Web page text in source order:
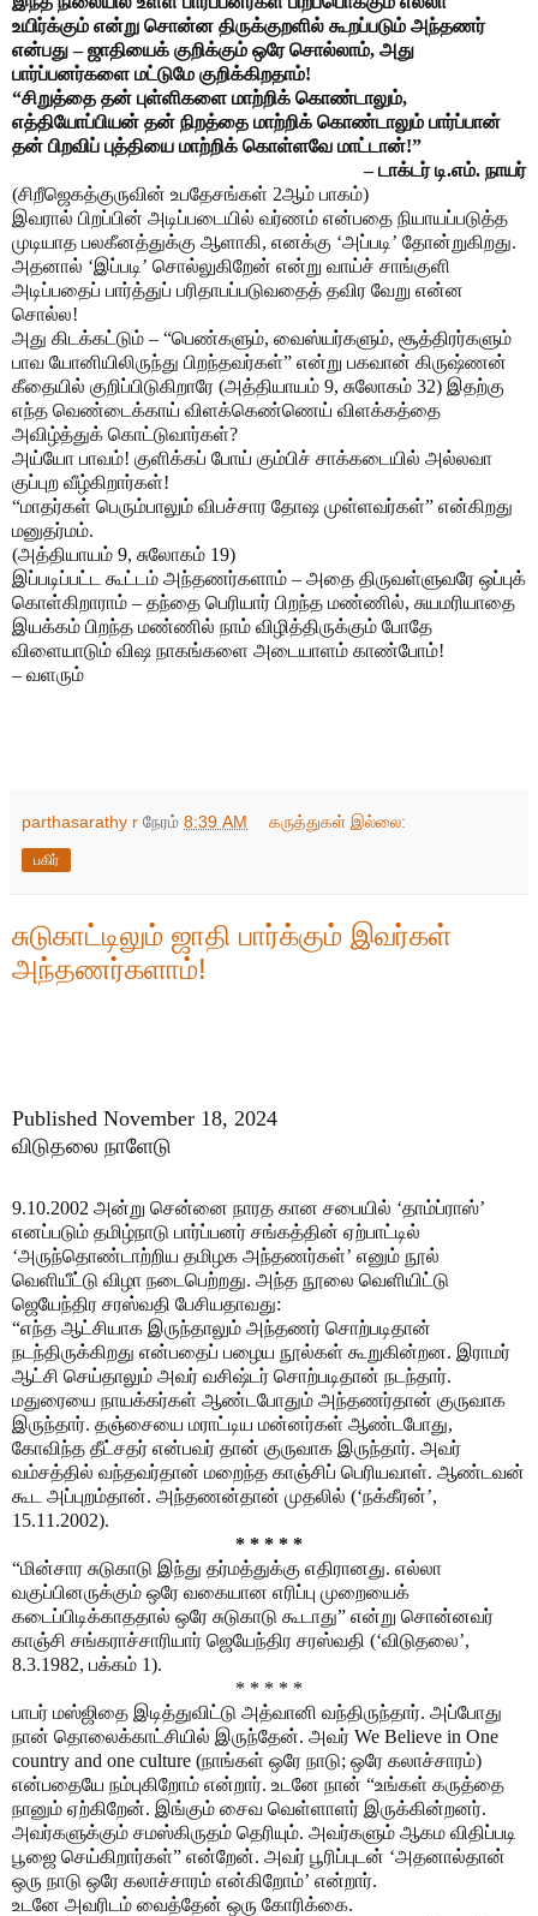
உயிர்க்கும் என்று சொன்ன திருக்குறளில் கூறப்படும் அந்தணர்
என்பது – ஜாதியைக் குறிக்கும் ஒரே சொல்லாம், அது
பார்ப்பனர்களை மட்டுமே குறிக்கிறதாம்!
“சிறுத்தை தன் புள்ளிகளை மாற்றிக் கொண்டாலும்,
எத்தியோப்பியன் தன் நிறத்தை மாற்றிக் கொண்டாலும் பார்ப்பான்
தன் பிறவிப் புத்தியை மாற்றிக் கொள்ளவே மாட்டான்!”
– டாக்டர் டி.எம். நாயர்
(சிறீஜெகத்குருவின் உபதேசங்கள் 2ஆம் பாகம்)
இவரால் பிறப்பின் அடிப்படையில் வர்ணம் என்பதை நியாயப்படுத்த
முடியாத பலகீனத்துக்கு ஆளாகி, எனக்கு ‘அப்படி’ தோன்றுகிறது.
அதனால் ‘இப்படி’ சொல்லுகிறேன் என்று வாய்ச் சாங்குளி
அடிப்பதைப் பார்த்துப் பரிதாபப்படுவதைத் தவிர வேறு என்ன
சொல்ல!
அது கிடக்கட்டும் – “பெண்களும், வைஸ்யர்களும், சூத்திரர்களும்
பாவ யோனியிலிருந்து பிறந்தவர்கள்” என்று பகவான் கிருஷ்ணன்
கீதையில் குறிப்பிடுகிறாரே (அத்தியாயம் 9, சுலோகம் 32) இதற்கு
எந்த வெண்டைக்காய் விளக்கெண்ணெய் விளக்கத்தை
அவிழ்த்துக் கொட்டுவார்கள்?
அய்யோ பாவம்! குளிக்கப் போய் கும்பிச் சாக்கடையில் அல்லவா
குப்புற வீழ்கிறார்கள்!
“மாதர்கள் பெரும்பாலும் விபச்சார தோஷ முள்ளவர்கள்” என்கிறது
மனுதர்மம்.
(அத்தியாயம் 9, சுலோகம் 19)
இப்படிப்பட்ட கூட்டம் அந்தணர்களாம் – அதை திருவள்ளுவரே ஒப்புக்
கொள்கிறாராம் – தந்தை பெரியார் பிறந்த மண்ணில், சுயமரியாதை
இயக்கம் பிறந்த மண்ணில் நாம் விழித்திருக்கும் போதே
விளையாடும் விஷ நாகங்களை அடையாளம் காண்போம்!
– வளரும்
parthasarathy r நேரம் 8:39 AM கருத்துகள் இல்லை:
பகிர்
சுடுகாட்டிலும் ஜாதி பார்க்கும் இவர்கள்
அந்தணர்களாம்!
விடுதலை நாளேடு
Published November 18, 2024
9.10.2002 அன்று சென்னை நாரத கான சபையில் ‘தாம்ப்ராஸ்’
எனப்படும் தமிழ்நாடு பார்ப்பனர் சங்கத்தின் ஏற்பாட்டில்
‘அருந்தொண்டாற்றிய தமிழக அந்தணர்கள்’ எனும் நூல்
வெளியீட்டு விழா நடைபெற்றது. அந்த நூலை வெளியிட்டு
ஜெயேந்திர சரஸ்வதி பேசியதாவது:
“எந்த ஆட்சியாக இருந்தாலும் அந்தணர் சொற்படிதான்
நடந்திருக்கிறது என்பதைப் பழைய நூல்கள் கூறுகின்றன. இராமர்
ஆட்சி செய்தாலும் அவர் வசிஷ்டர் சொற்படிதான் நடந்தார்.
மதுரையை நாயக்கர்கள் ஆண்டபோதும் அந்தணர்தான் குருவாக
இருந்தார். தஞ்சையை மராட்டிய மன்னர்கள் ஆண்டபோது,
கோவிந்த தீட்சதர் என்பவர் தான் குருவாக இருந்தார். அவர்
வம்சத்தில் வந்தவர்தான் மறைந்த காஞ்சிப் பெரியவாள். ஆண்டவன்
கூட அப்புறம்தான். அந்தணன்தான் முதலில் (‘நக்கீரன்’,
15.11.2002).
* * * * *
“மின்சார சுடுகாடு இந்து தர்மத்துக்கு எதிரானது. எல்லா
வகுப்பினருக்கும் ஒரே வகையான எரிப்பு முறையைக்
கடைப்பிடிக்காததால் ஒரே சுடுகாடு கூடாது” என்று சொன்னவர்
காஞ்சி சங்கராச்சாரியார் ஜெயேந்திர சரஸ்வதி (‘விடுதலை’,
8.3.1982, பக்கம் 1).
* * * * *
பாபர் மஸ்ஜிதை இடித்துவிட்டு அத்வானி வந்திருந்தார். அப்போது
நான் தொலைக்காட்சியில் இருந்தேன். அவர் We Believe in One
country and one culture (நாங்கள் ஒரே நாடு; ஒரே கலாச்சாரம்)
என்பதையே நம்புகிறோம் என்றார். உடனே நான் “உங்கள் கருத்தை
நானும் ஏற்கிறேன். இங்கும் சைவ வெள்ளாளர் இருக்கின்றனர்.
அவர்களுக்கும் சமஸ்கிருதம் தெரியும். அவர்களும் ஆகம விதிப்படி
பூஜை செய்கிறார்கள்” என்றேன். அவர் பூரிப்புடன் ‘அதனால்தான்
ஒரு நாடு ஒரே கலாச்சாரம் என்கிறோம்’ என்றார்.
உடனே அவரிடம் வைத்தேன் ஒரு கோரிக்கை.